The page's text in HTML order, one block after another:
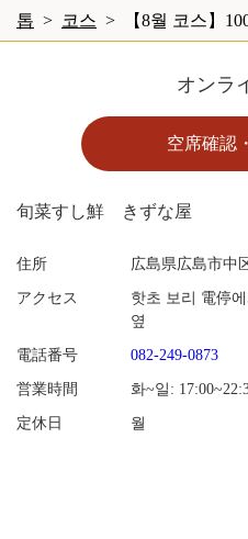
톱 코스 【8월 코스】
オンラ
空席確認
旬菜すし鮮 きずな屋
住所 広島県広島市中
アクセス
핫초 보리 電停
옆
電話番号 082-249-0873
営業時間 화~일:
定休日 월